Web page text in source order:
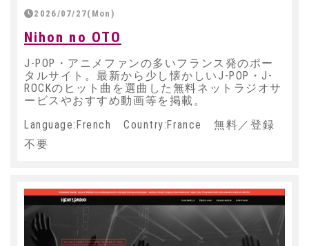
2026/07/27(Mon)
Nihon no OTO
J-POP・アニメファンの多いフランス発のポー
タルサイト。最新から少し懐かしいJ-POP・J-
ROCKのヒット曲を選曲した無料ネットラジオサ
ービスやおすすめ動画等を掲載。
Language:French Country:France 無料／登録
不要